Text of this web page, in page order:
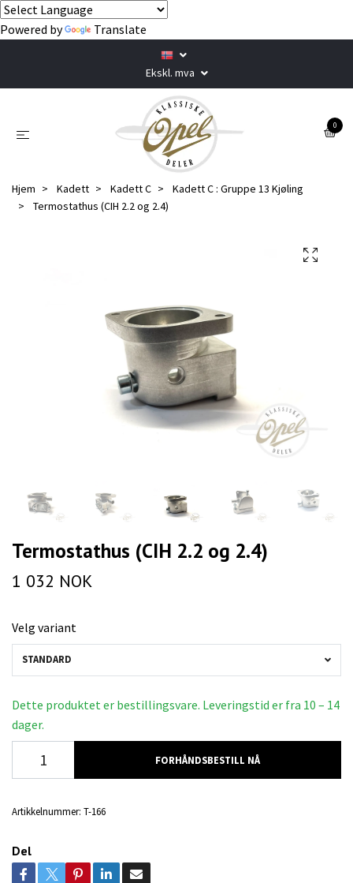
Powered by Translate
Ekskl. mva
0
Hjem Kadett Kadett C
Kadett C : Gruppe 13 Kjøling
Termostathus (CIH 2.2 og 2.4)
Termostathus (CIH 2.2 og 2.4)
1 032 NOK
Velg variant
STANDARD
Dette produktet er bestillingsvare. Leveringstid er fra 10 – 14
dager.
FORHÅNDSBESTILL NÅ
Artikkelnummer: T-166
Del